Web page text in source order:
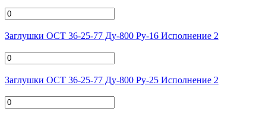
Заглушки ОСТ 36-25-77 Ду-800 Ру-16 Исполнение 2
Заглушки ОСТ 36-25-77 Ду-800 Ру-25 Исполнение 2